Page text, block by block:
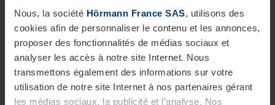
Nous, la société Hörmann France SAS, utilisons des
cookies afin de personnaliser le contenu et les annonces,
proposer des fonctionnalités de médias sociaux et
analyser les accès à notre site Internet. Nous
transmettons également des informations sur votre
utilisation de notre site Internet à nos partenaires gérant
les médias sociaux, la publicité et l’analyse. Nos